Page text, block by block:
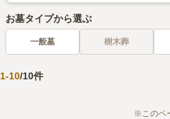
お墓タイプから選ぶ
一般墓 樹木葬
1-10/10件
※このペ